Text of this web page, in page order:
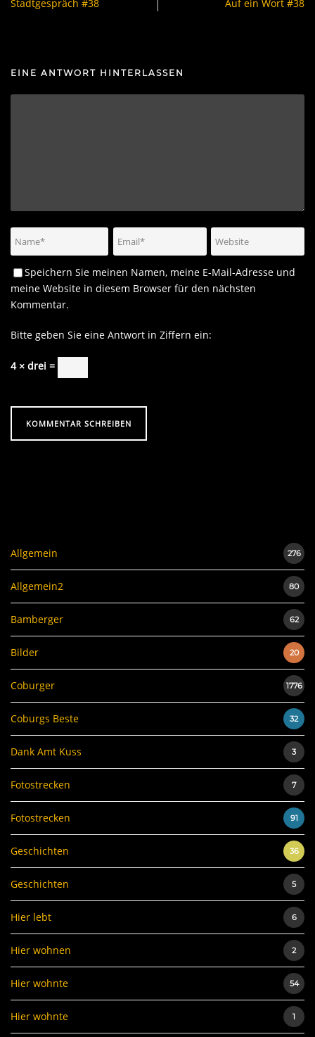
Stadtgespräch #38 Auf ein Wort #38
EINE ANTWORT HINTERLASSEN
Speichern Sie meinen Namen, meine E-Mail-Adresse und
meine Website in diesem Browser für den nächsten
Kommentar.
Bitte geben Sie eine Antwort in Ziffern ein:
4 × drei =
Allgemein 276
Allgemein2 80
Bamberger 62
Bilder 20
Coburger 1776
Coburgs Beste 32
Dank Amt Kuss 3
Fotostrecken 7
Fotostrecken 91
Geschichten 36
Geschichten 5
Hier lebt 6
Hier wohnen 2
Hier wohnte 54
Hier wohnte 1